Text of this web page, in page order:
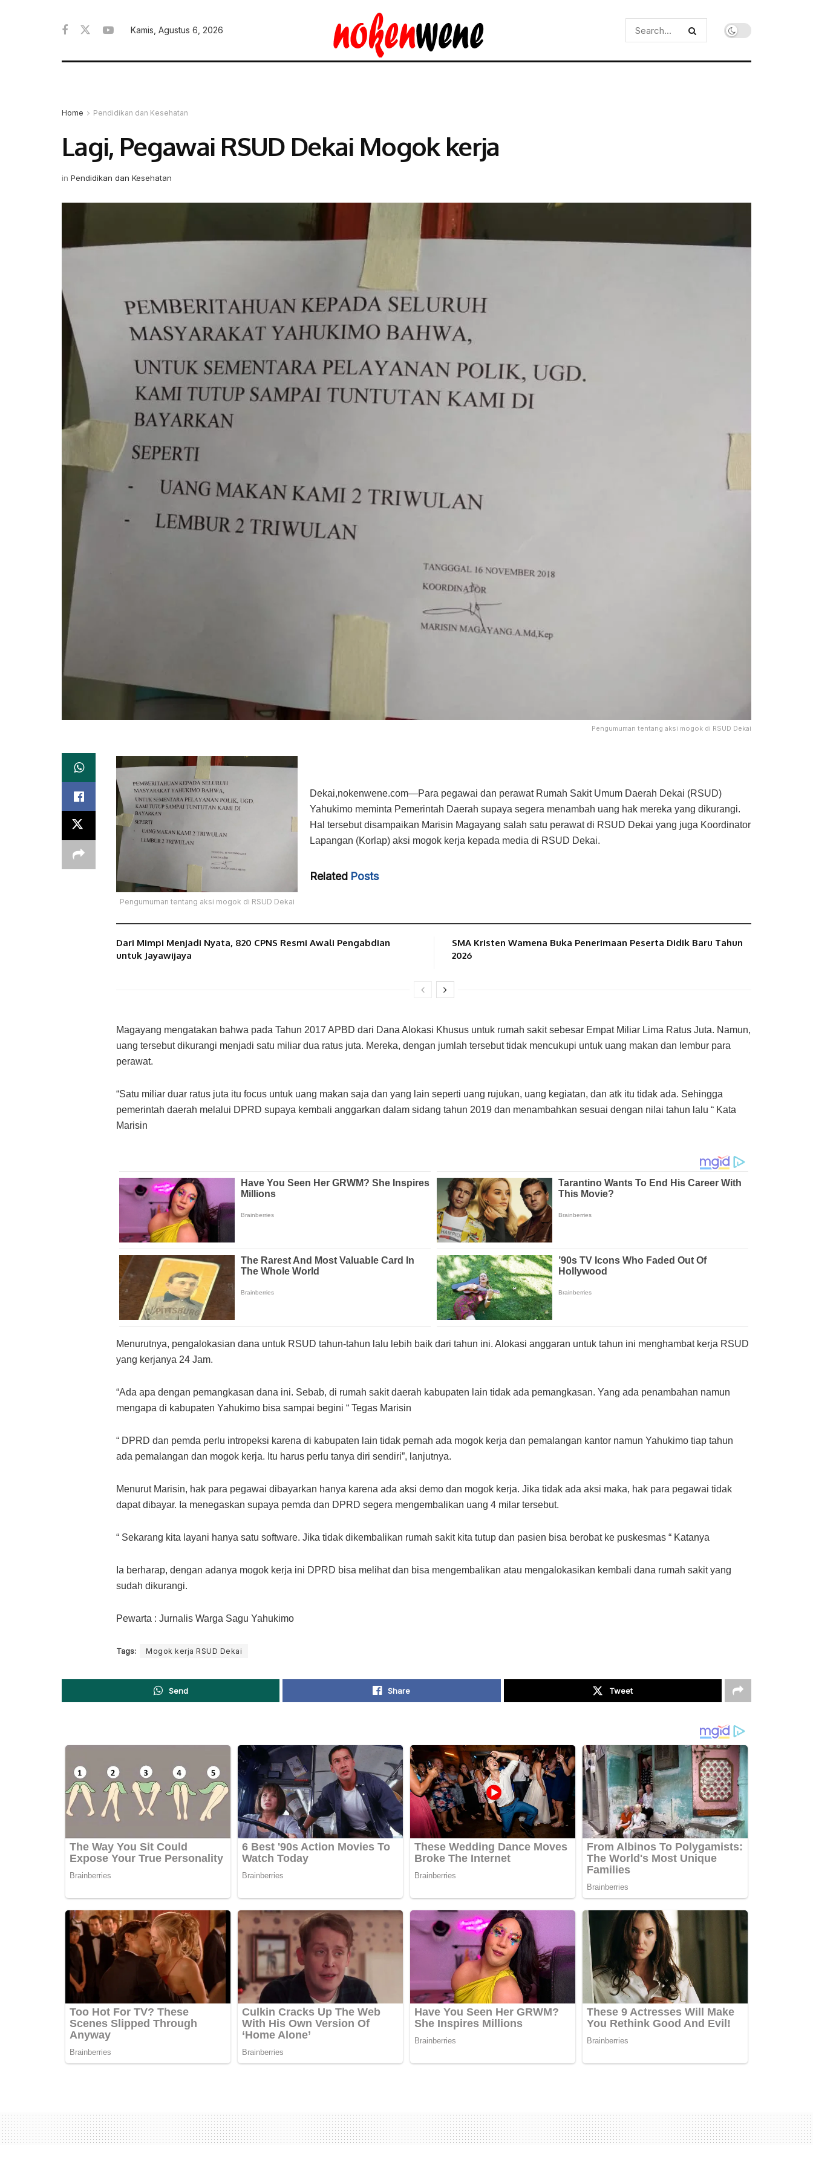
Kamis, Agustus 6, 2026
Home Pendidikan dan Kesehatan
Lagi, Pegawai RSUD Dekai Mogok kerja
in Pendidikan dan Kesehatan
Pengumuman tentang aksi mogok di RSUD Dekai
Pengumuman tentang aksi mogok di RSUD Dekai
Dekai,nokenwene.com—Para pegawai dan perawat Rumah Sakit Umum Daerah Dekai (RSUD)
Yahukimo meminta Pemerintah Daerah supaya segera menambah uang hak mereka yang dikurangi.
Hal tersebut disampaikan Marisin Magayang salah satu perawat di RSUD Dekai yang juga Koordinator
Lapangan (Korlap) aksi mogok kerja kepada media di RSUD Dekai.
Related Posts
Dari Mimpi Menjadi Nyata, 820 CPNS Resmi Awali Pengabdian
untuk Jayawijaya
SMA Kristen Wamena Buka Penerimaan Peserta Didik Baru Tahun
2026
Magayang mengatakan bahwa pada Tahun 2017 APBD dari Dana Alokasi Khusus untuk rumah sakit sebesar Empat Miliar Lima Ratus Juta. Namun,
uang tersebut dikurangi menjadi satu miliar dua ratus juta. Mereka, dengan jumlah tersebut tidak mencukupi untuk uang makan dan lembur para
perawat.
“Satu miliar duar ratus juta itu focus untuk uang makan saja dan yang lain seperti uang rujukan, uang kegiatan, dan atk itu tidak ada. Sehingga
pemerintah daerah melalui DPRD supaya kembali anggarkan dalam sidang tahun 2019 dan menambahkan sesuai dengan nilai tahun lalu “ Kata
Marisin
Menurutnya, pengalokasian dana untuk RSUD tahun-tahun lalu lebih baik dari tahun ini. Alokasi anggaran untuk tahun ini menghambat kerja RSUD
yang kerjanya 24 Jam.
“Ada apa dengan pemangkasan dana ini. Sebab, di rumah sakit daerah kabupaten lain tidak ada pemangkasan. Yang ada penambahan namun
mengapa di kabupaten Yahukimo bisa sampai begini “ Tegas Marisin
“ DPRD dan pemda perlu intropeksi karena di kabupaten lain tidak pernah ada mogok kerja dan pemalangan kantor namun Yahukimo tiap tahun
ada pemalangan dan mogok kerja. Itu harus perlu tanya diri sendiri”, lanjutnya.
Menurut Marisin, hak para pegawai dibayarkan hanya karena ada aksi demo dan mogok kerja. Jika tidak ada aksi maka, hak para pegawai tidak
dapat dibayar. Ia menegaskan supaya pemda dan DPRD segera mengembalikan uang 4 milar tersebut.
“ Sekarang kita layani hanya satu software. Jika tidak dikembalikan rumah sakit kita tutup dan pasien bisa berobat ke puskesmas “ Katanya
Ia berharap, dengan adanya mogok kerja ini DPRD bisa melihat dan bisa mengembalikan atau mengalokasikan kembali dana rumah sakit yang
sudah dikurangi.
Pewarta : Jurnalis Warga Sagu Yahukimo
Tags: Mogok kerja RSUD Dekai
Send Share Tweet